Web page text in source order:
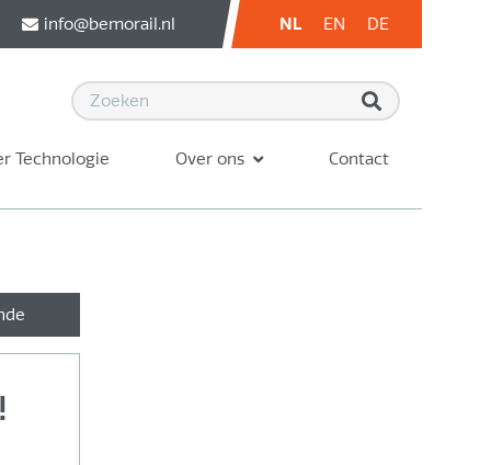
info@bemorail.nl NL EN DE
Technologie Over ons Contact